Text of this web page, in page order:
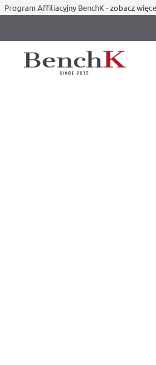
Program Affiliacyjny BenchK - zobacz